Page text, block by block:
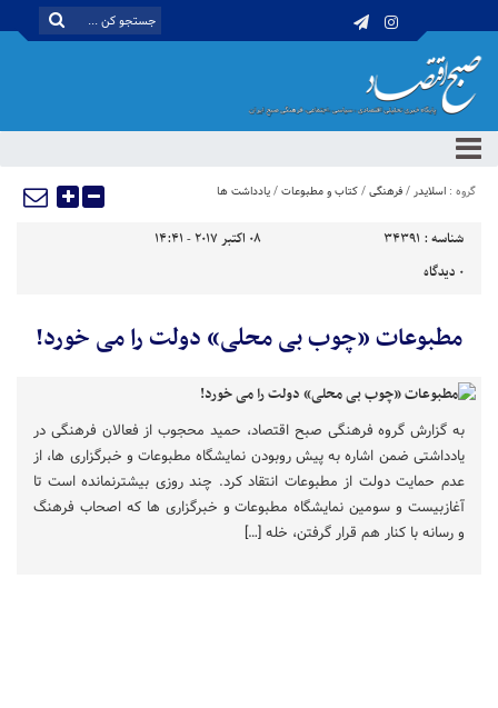
گروه : اسلایدر/فرهنگی/کتاب و مطبوعات/یادداشت ها
شناسه : 34391
08 اکتبر 2017 - 14:41
0 دیدگاه
مطبوعات «چوب بی محلی» دولت را می خورد!
به گزارش گروه فرهنگی صبح اقتصاد، حمید محجوب از فعالان فرهنگی در
یادداشتی ضمن اشاره به پیش روبودن نمایشگاه مطبوعات و خبرگزاری ها، از
عدم حمایت دولت از مطبوعات انتقاد کرد. چند روزی بیشترنمانده است تا
آغازبیست و سومین نمایشگاه مطبوعات و خبرگزاری ها که اصحاب فرهنگ
و رسانه با کنار هم قرار گرفتن، خله […]